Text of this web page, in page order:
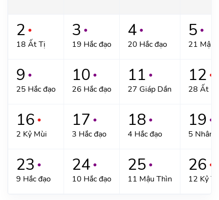
2 ●
18 Ất Tị
3 ●
19 Hắc đạo
4 ●
20 Hắc đạo
5 ●
21 Mậu
9 ●
25 Hắc đạo
10 ●
26 Hắc đạo
11 ●
27 Giáp Dần
12 ●
28 Ất
16 ●
2 Kỷ Mùi
17 ●
3 Hắc đạo
18 ●
4 Hắc đạo
19 ●
5 Nhâm
23 ●
9 Hắc đạo
24 ●
10 Hắc đạo
25 ●
11 Mậu Thìn
26 ●
12 Kỷ Tị